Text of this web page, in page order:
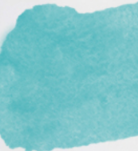
उत्पाद सुधार